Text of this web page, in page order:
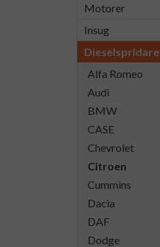
Motorer
Insug
Dieselspridare
Alfa Romeo
Audi
BMW
CASE
Chevrolet
Citroen
Cummins
Dacia
DAF
Dodge